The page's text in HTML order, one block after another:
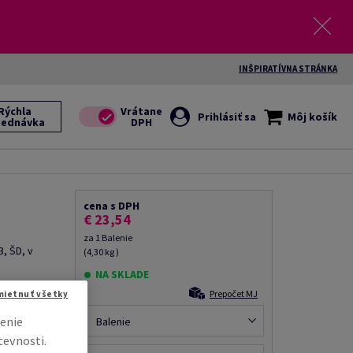
INŠPIRATÍVNA STRÁNKA
Prihlásiť sa Môj košík
ŠD, v
kolegovi
cena s DPH
€ 23,54
za 1 Balenie
(4,30 kg )
NA SKLADE
Prepočet MJ
Balenie
všetky